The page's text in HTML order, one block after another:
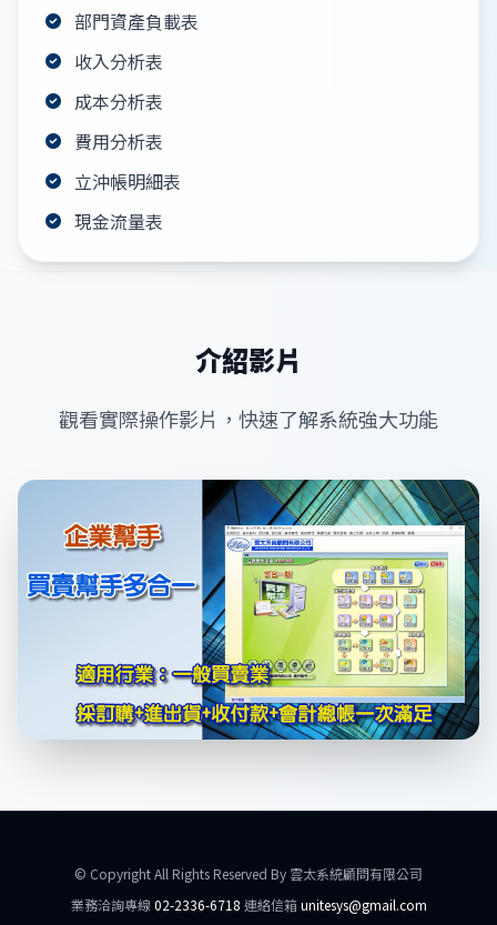
部門資產負載表
收入分析表
成本分析表
費用分析表
立沖帳明細表
現金流量表
介紹影片
觀看實際操作影片，快速了解系統強大功能
© Copyright All Rights Reserved By 雲太系統顧問有限公司
業務洽詢專線 02-2336-6718 連絡信箱unitesys@gmail.com